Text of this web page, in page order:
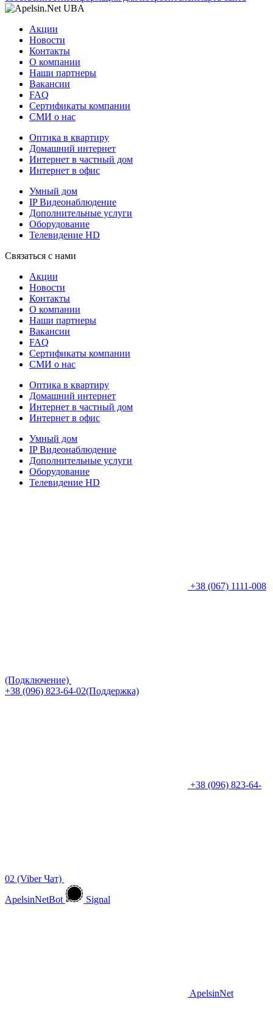
Акции
Новости
Контакты
О компании
Наши партнеры
Вакансии
FAQ
Сертификаты компании
СМИ о нас
Оптика в квартиру
Домашний интернет
Интернет в частный дом
Интернет в офис
Умный дом
IP Видеонаблюдение
Дополнительные услуги
Оборудование
Телевидение HD
Связаться с нами
Акции
Новости
Контакты
О компании
Наши партнеры
Вакансии
FAQ
Сертификаты компании
СМИ о нас
Оптика в квартиру
Домашний интернет
Интернет в частный дом
Интернет в офис
Умный дом
IP Видеонаблюдение
Дополнительные услуги
Оборудование
Телевидение HD
+38 (067) 1111-008
(Подключение)
+38 (096) 823-64-02(Поддержка)
+38 (096) 823-64-
02 (Viber Чат)
ApelsinNetBot
Signal
ApelsinNet